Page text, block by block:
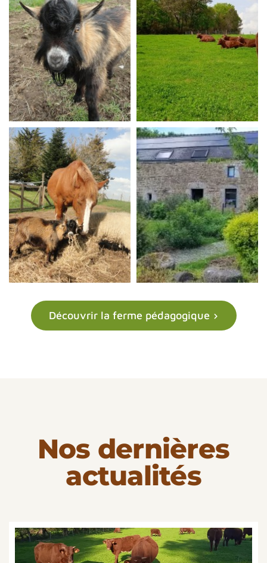
Découvrir la ferme pédagogique
Nos dernières
actualités